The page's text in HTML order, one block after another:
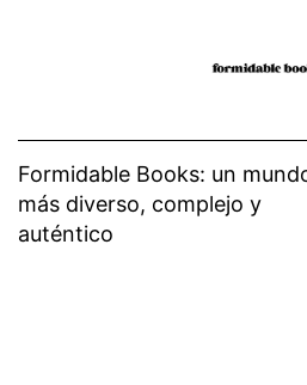
Formidable Books: un
más diverso, complejo y
auténtico